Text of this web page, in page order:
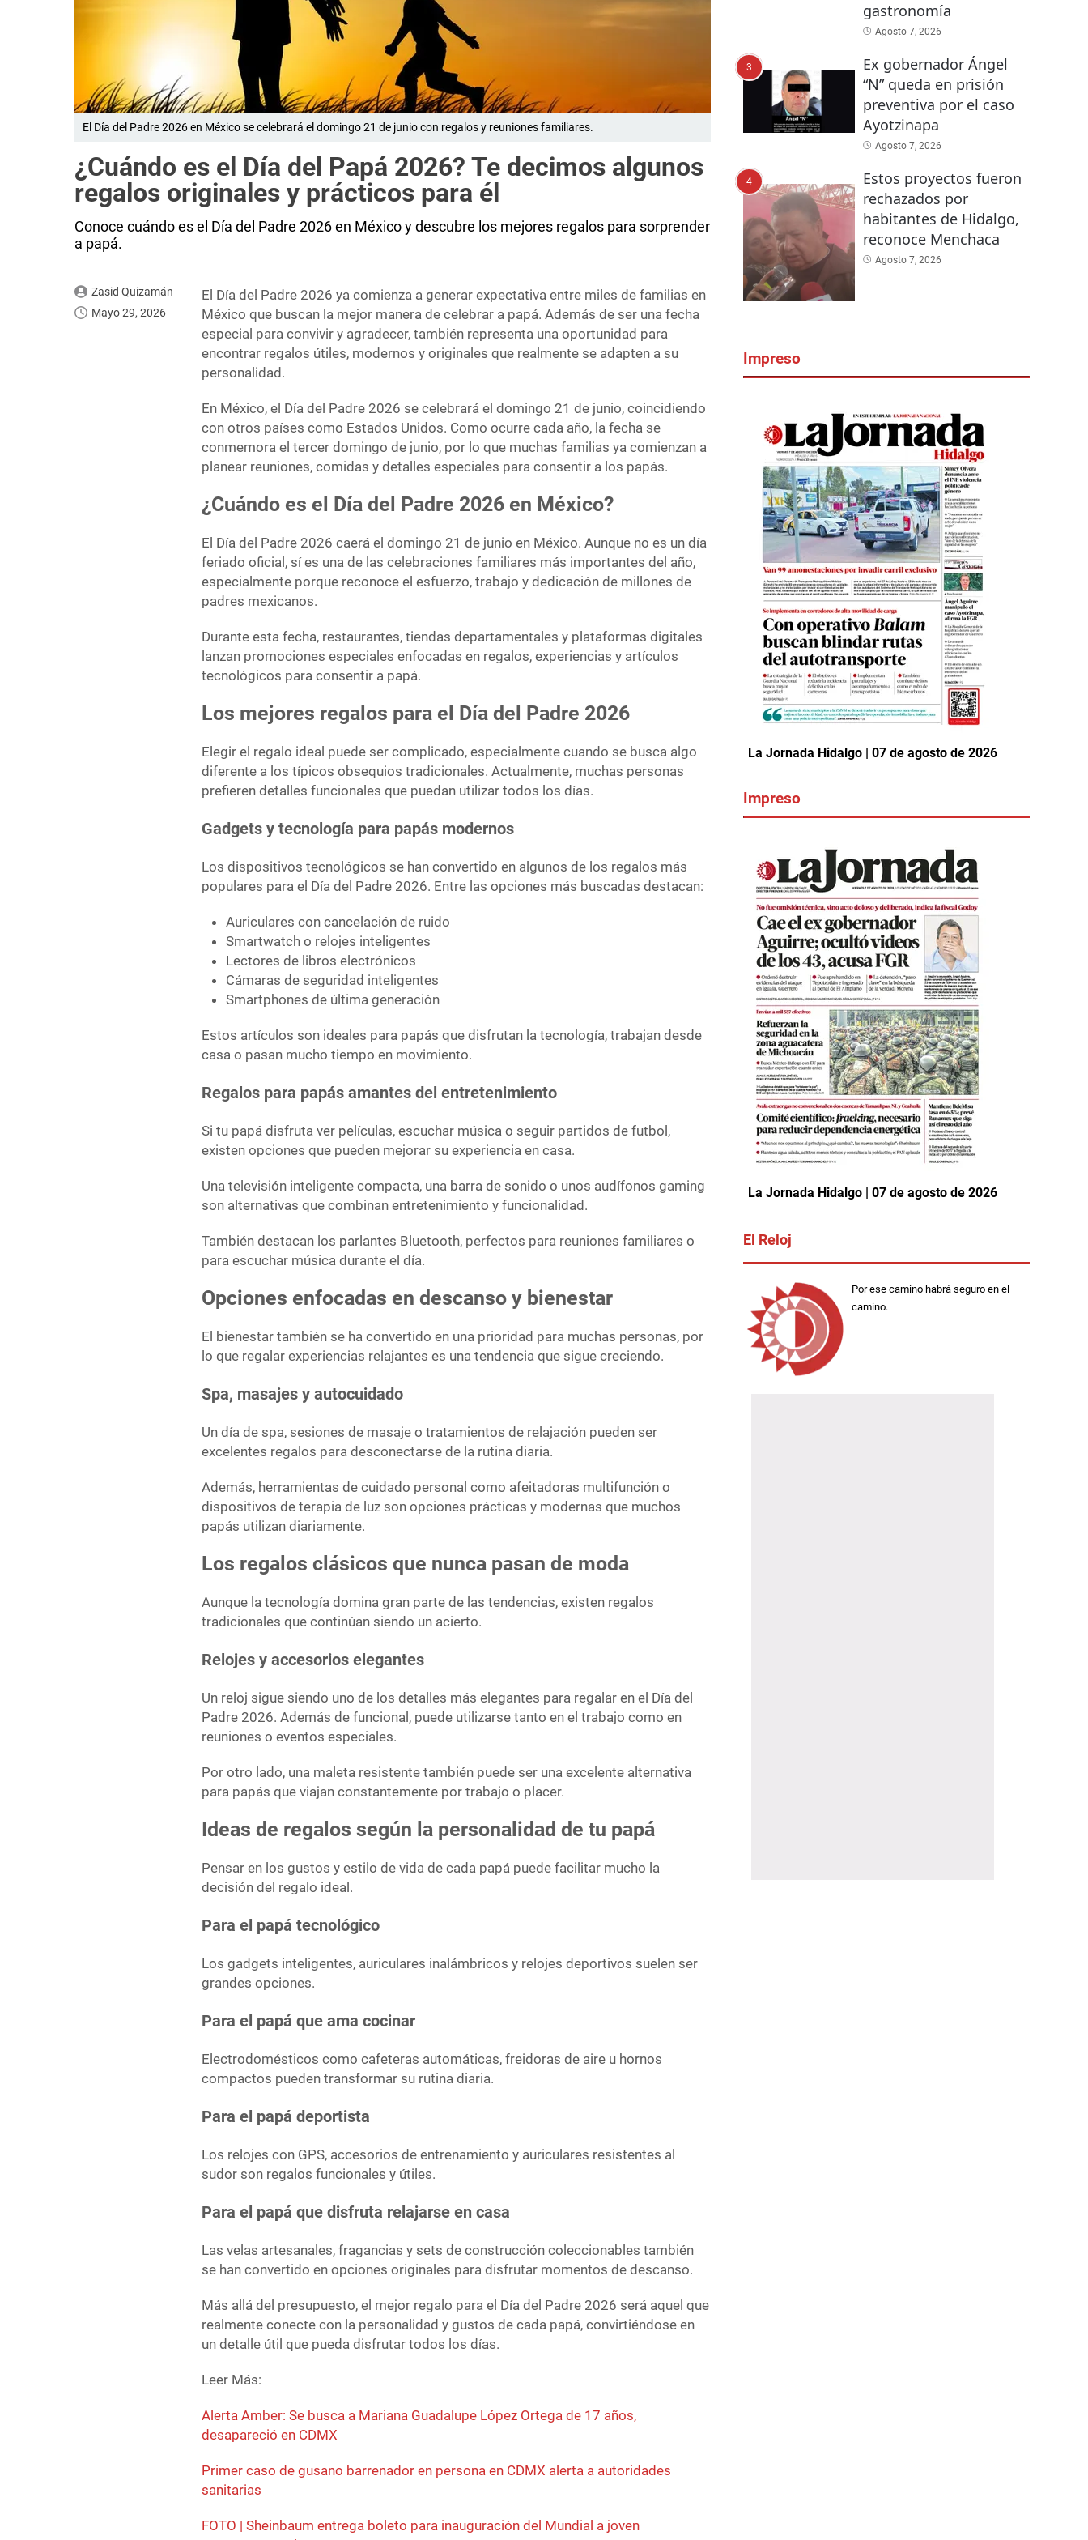
El Día del Padre 2026 en México se celebrará el domingo 21 de junio con regalos y reuniones familiares.
¿Cuándo es el Día del Papá 2026? Te decimos algunos
regalos originales y prácticos para él
Conoce cuándo es el Día del Padre 2026 en México y descubre los mejores regalos para sorprender
a papá.
Zasid Quizamán
Mayo 29, 2026
El Día del Padre 2026 ya comienza a generar expectativa entre miles de familias en
México que buscan la mejor manera de celebrar a papá. Además de ser una fecha
especial para convivir y agradecer, también representa una oportunidad para
encontrar regalos útiles, modernos y originales que realmente se adapten a su
personalidad.
En México, el Día del Padre 2026 se celebrará el domingo 21 de junio, coincidiendo
con otros países como Estados Unidos. Como ocurre cada año, la fecha se
conmemora el tercer domingo de junio, por lo que muchas familias ya comienzan a
planear reuniones, comidas y detalles especiales para consentir a los papás.
¿Cuándo es el Día del Padre 2026 en México?
El Día del Padre 2026 caerá el domingo 21 de junio en México. Aunque no es un día
feriado oficial, sí es una de las celebraciones familiares más importantes del año,
especialmente porque reconoce el esfuerzo, trabajo y dedicación de millones de
padres mexicanos.
Durante esta fecha, restaurantes, tiendas departamentales y plataformas digitales
lanzan promociones especiales enfocadas en regalos, experiencias y artículos
tecnológicos para consentir a papá.
Los mejores regalos para el Día del Padre 2026
Elegir el regalo ideal puede ser complicado, especialmente cuando se busca algo
diferente a los típicos obsequios tradicionales. Actualmente, muchas personas
prefieren detalles funcionales que puedan utilizar todos los días.
Gadgets y tecnología para papás modernos
Los dispositivos tecnológicos se han convertido en algunos de los regalos más
populares para el Día del Padre 2026. Entre las opciones más buscadas destacan:
Auriculares con cancelación de ruido
Smartwatch o relojes inteligentes
Lectores de libros electrónicos
Cámaras de seguridad inteligentes
Smartphones de última generación
Estos artículos son ideales para papás que disfrutan la tecnología, trabajan desde
casa o pasan mucho tiempo en movimiento.
Regalos para papás amantes del entretenimiento
Si tu papá disfruta ver películas, escuchar música o seguir partidos de futbol,
existen opciones que pueden mejorar su experiencia en casa.
Una televisión inteligente compacta, una barra de sonido o unos audífonos gaming
son alternativas que combinan entretenimiento y funcionalidad.
También destacan los parlantes Bluetooth, perfectos para reuniones familiares o
para escuchar música durante el día.
Opciones enfocadas en descanso y bienestar
El bienestar también se ha convertido en una prioridad para muchas personas, por
lo que regalar experiencias relajantes es una tendencia que sigue creciendo.
Spa, masajes y autocuidado
Un día de spa, sesiones de masaje o tratamientos de relajación pueden ser
excelentes regalos para desconectarse de la rutina diaria.
Además, herramientas de cuidado personal como afeitadoras multifunción o
dispositivos de terapia de luz son opciones prácticas y modernas que muchos
papás utilizan diariamente.
Los regalos clásicos que nunca pasan de moda
Aunque la tecnología domina gran parte de las tendencias, existen regalos
tradicionales que continúan siendo un acierto.
Relojes y accesorios elegantes
Un reloj sigue siendo uno de los detalles más elegantes para regalar en el Día del
Padre 2026. Además de funcional, puede utilizarse tanto en el trabajo como en
reuniones o eventos especiales.
Por otro lado, una maleta resistente también puede ser una excelente alternativa
para papás que viajan constantemente por trabajo o placer.
Ideas de regalos según la personalidad de tu papá
Pensar en los gustos y estilo de vida de cada papá puede facilitar mucho la
decisión del regalo ideal.
Para el papá tecnológico
Los gadgets inteligentes, auriculares inalámbricos y relojes deportivos suelen ser
grandes opciones.
Para el papá que ama cocinar
Electrodomésticos como cafeteras automáticas, freidoras de aire u hornos
compactos pueden transformar su rutina diaria.
Para el papá deportista
Los relojes con GPS, accesorios de entrenamiento y auriculares resistentes al
sudor son regalos funcionales y útiles.
Para el papá que disfruta relajarse en casa
Las velas artesanales, fragancias y sets de construcción coleccionables también
se han convertido en opciones originales para disfrutar momentos de descanso.
Más allá del presupuesto, el mejor regalo para el Día del Padre 2026 será aquel que
realmente conecte con la personalidad y gustos de cada papá, convirtiéndose en
un detalle útil que pueda disfrutar todos los días.
Leer Más:
Alerta Amber: Se busca a Mariana Guadalupe López Ortega de 17 años,
desapareció en CDMX
Primer caso de gusano barrenador en persona en CDMX alerta a autoridades
sanitarias
FOTO | Sheinbaum entrega boleto para inauguración del Mundial a joven
gastronomía
Agosto 7, 2026
3
Ex gobernador Ángel
“N” queda en prisión
preventiva por el caso
Ayotzinapa
Agosto 7, 2026
4
Estos proyectos fueron
rechazados por
habitantes de Hidalgo,
reconoce Menchaca
Agosto 7, 2026
Impreso
La Jornada Hidalgo | 07 de agosto de 2026
Impreso
La Jornada Hidalgo | 07 de agosto de 2026
El Reloj
Por ese camino habrá seguro en el
camino.